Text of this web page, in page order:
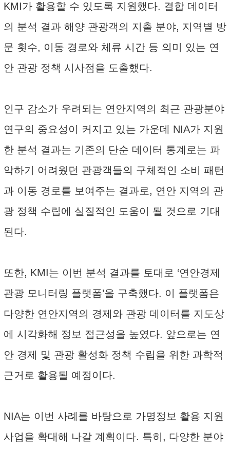
KMI가 활용할 수 있도록 지원했다. 결합 데이터
의 분석 결과 해양 관광객의 지출 분야, 지역별 방
문 횟수, 이동 경로와 체류 시간 등 의미 있는 연
안 관광 정책 시사점을 도출했다.
인구 감소가 우려되는 연안지역의 최근 관광분야
연구의 중요성이 커지고 있는 가운데 NIA가 지원
한 분석 결과는 기존의 단순 데이터 통계로는 파
악하기 어려웠던 관광객들의 구체적인 소비 패턴
과 이동 경로를 보여주는 결과로, 연안 지역의 관
광 정책 수립에 실질적인 도움이 될 것으로 기대
된다.
또한, KMI는 이번 분석 결과를 토대로 ‘연안경제
관광 모니터링 플랫폼’을 구축했다. 이 플랫폼은
다양한 연안지역의 경제와 관광 데이터를 지도상
에 시각화해 정보 접근성을 높였다. 앞으로는 연
안 경제 및 관광 활성화 정책 수립을 위한 과학적
근거로 활용될 예정이다.
NIA는 이번 사례를 바탕으로 가명정보 활용 지원
사업을 확대해 나갈 계획이다. 특히, 다양한 분야